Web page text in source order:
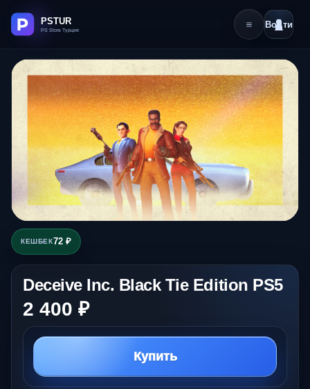
Войти
КЕШБЕК72 ₽
Deceive Inc. Black Tie Edition PS5
2 400 ₽
Купить